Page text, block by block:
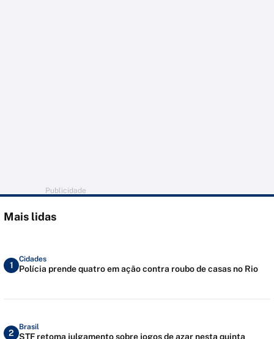
Publicidade
Mais lidas
1
Cidades
Polícia prende quatro em ação contra roubo de casas no Rio
2
Brasil
STF retoma julgamento sobre jogos de azar nesta quinta